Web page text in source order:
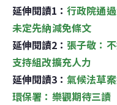
延伸閱讀1： 行政院通
未定先納減免條文
延伸閱讀2： 張子敬：
支持組改擴充人力
延伸閱讀3： 氣候法草
環保署：樂觀期待三讀